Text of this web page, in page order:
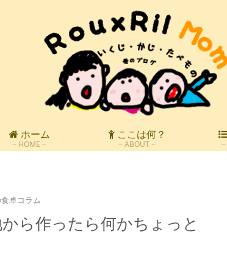
ホーム
HOME
ここは何？
ABOUT
卓コラム
ら作ったら何かちょっと